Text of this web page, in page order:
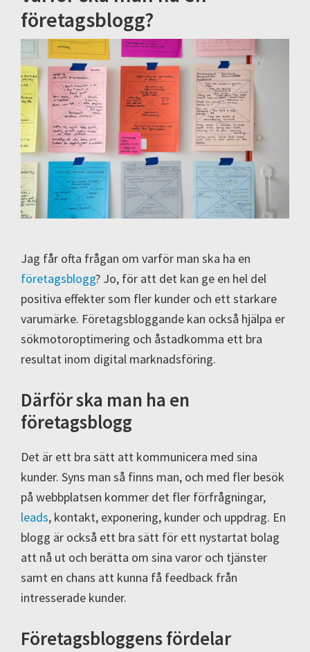
företagsblogg?
Jag får ofta frågan om varför man ska ha en
företagsblogg? Jo, för att det kan ge en hel del
positiva effekter som fler kunder och ett starkare
varumärke. Företagsbloggande kan också hjälpa er
sökmotoroptimering och åstadkomma ett bra
resultat inom digital marknadsföring.
Därför ska man ha en
företagsblogg
Det är ett bra sätt att kommunicera med sina
kunder. Syns man så finns man, och med fler besök
på webbplatsen kommer det fler förfrågningar,
leads, kontakt, exponering, kunder och uppdrag. En
blogg är också ett bra sätt för ett nystartat bolag
att nå ut och berätta om sina varor och tjänster
samt en chans att kunna få feedback från
intresserade kunder.
Företagsbloggens fördelar